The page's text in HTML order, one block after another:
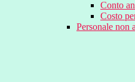
Conto
Costo
Personale non